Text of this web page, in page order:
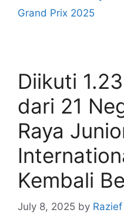
Grand Prix 2025
Diikuti
dari 21
Raya
Kembali
July 8, 2025 by Razief